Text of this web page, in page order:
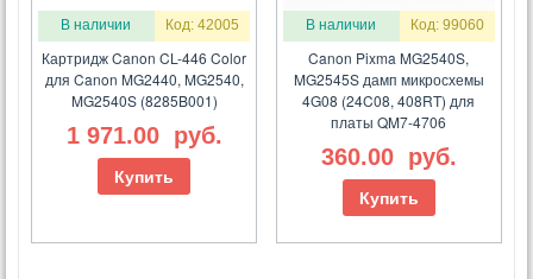
В наличии Код: 42005
Картридж Canon CL-446 Color
для Canon MG2440, MG2540,
MG2540S (8285B001)
1 971.00 руб.
Купить
В наличии Код: 99060
Canon Pixma MG2540S,
MG2545S дамп микросхемы
4G08 (24C08, 408RT) для
платы QM7-4706
360.00 руб.
Купить